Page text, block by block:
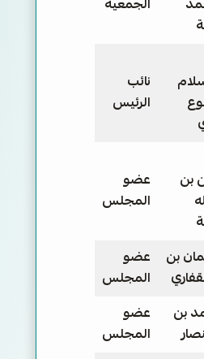
الجمعية
نائب
الرئيس
بن
عضو
المجلس
بن
عضو
المجلس
بن
عضو
المجلس